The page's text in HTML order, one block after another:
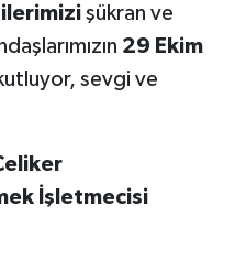
şükran ve
29 Ekim
sevgi ve
İşletmecisi